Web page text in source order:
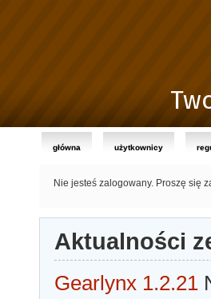
główna użytkownicy
Nie jesteś zalogowany. Proszę się
Aktualności
Gearlynx 1.2.21